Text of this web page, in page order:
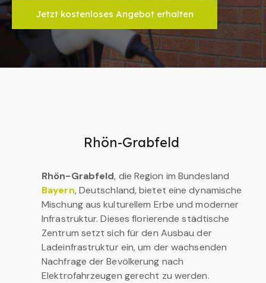
Jetzt kostenloses Angebot erhalten
Rhön-Grabfeld
Rhön-Grabfeld, die Region im Bundesland
Bayern, Deutschland, bietet eine dynamische
Mischung aus kulturellem Erbe und moderner
Infrastruktur. Dieses florierende städtische
Zentrum setzt sich für den Ausbau der
Ladeinfrastruktur ein, um der wachsenden
Nachfrage der Bevölkerung nach
Elektrofahrzeugen gerecht zu werden.